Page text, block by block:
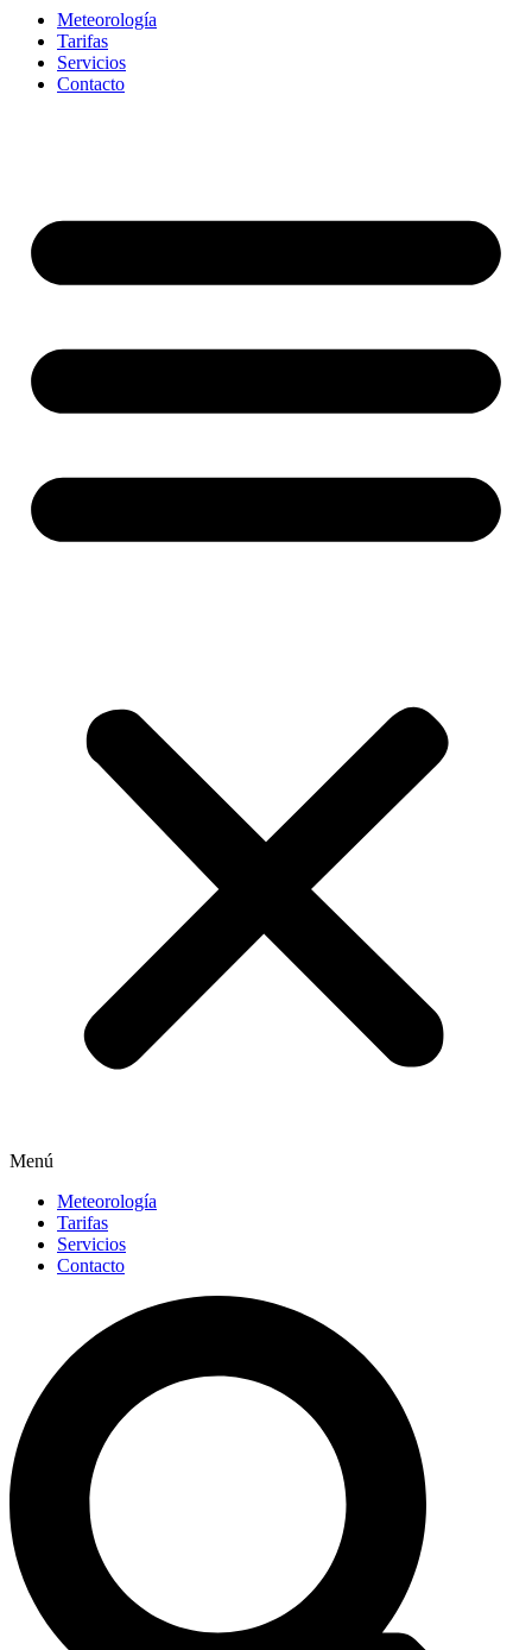
Meteorología
Tarifas
Servicios
Contacto
Menú
Meteorología
Tarifas
Servicios
Contacto